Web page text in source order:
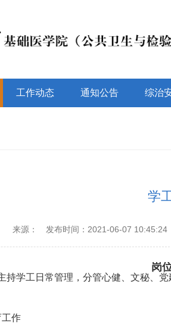
工作动态 通知公告 综治
学
来源： 发布时间：2021-06-07 10:45:24
岗
持学工日常管理，分管心健、文秘、
作